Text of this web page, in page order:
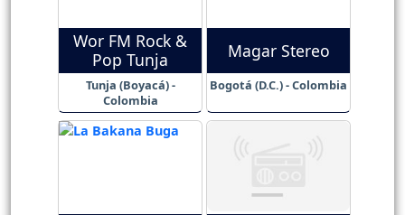
Wor FM Rock &
Pop Tunja
Tunja (Boyacá) -
Colombia
Magar Stereo
Bogotá (D.C.) - Colombia